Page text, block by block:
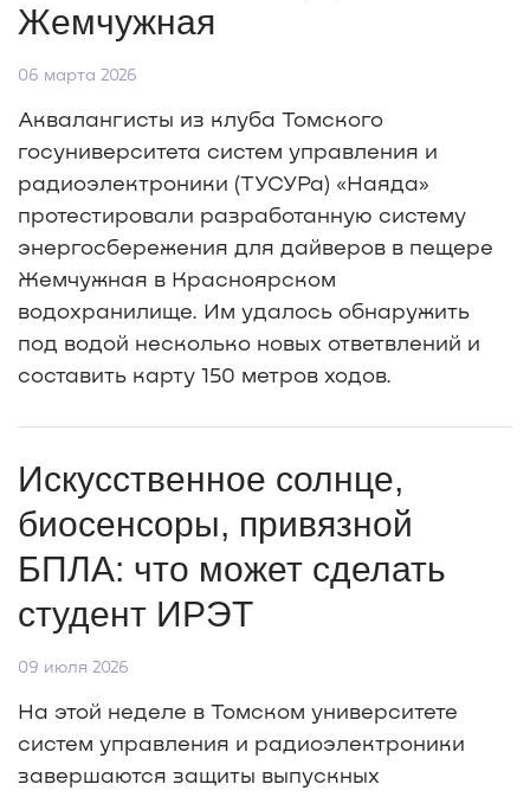
Жемчужная
06 марта 2026
Аквалангисты из клуба Томского
госуниверситета систем управления и
радиоэлектроники (ТУСУРа) «Наяда»
протестировали разработанную систему
энергосбережения для дайверов в пещере
Жемчужная в Красноярском
водохранилище. Им удалось обнаружить
под водой несколько новых ответвлений и
составить карту 150 метров ходов.
Искусственное солнце,
биосенсоры, привязной
БПЛА: что может сделать
студент ИРЭТ
09 июля 2026
На этой неделе в Томском университете
систем управления и радиоэлектроники
завершаются защиты выпускных